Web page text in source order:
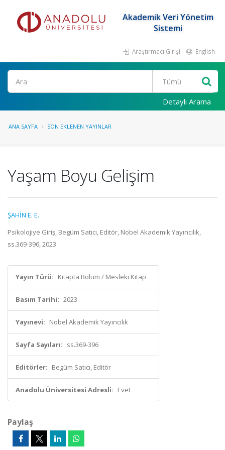
Akademik Veri Yönetim
Sistemi
Araştırmacı Girişi English
Ara
Detaylı Arama
ANA SAYFA SON EKLENEN YAYINLAR
Yaşam Boyu Gelişim
ŞAHİN E. E.
Psikolojiye Giriş, Begüm Satıcı, Editör, Nobel Akademik Yayıncılık,
ss.369-396, 2023
Yayın Türü: Kitapta Bölüm / Mesleki Kitap
Basım Tarihi: 2023
Yayınevi: Nobel Akademik Yayıncılık
Sayfa Sayıları: ss.369-396
Editörler: Begüm Satıcı, Editör
Anadolu Üniversitesi Adresli: Evet
Paylaş